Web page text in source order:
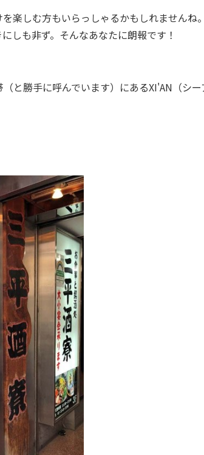
楽しむ方もいらっしゃるかもしれませんね
しも非ず。そんなあなたに朗報です！
と勝手に呼んでいます）にあるXI'AN（シー